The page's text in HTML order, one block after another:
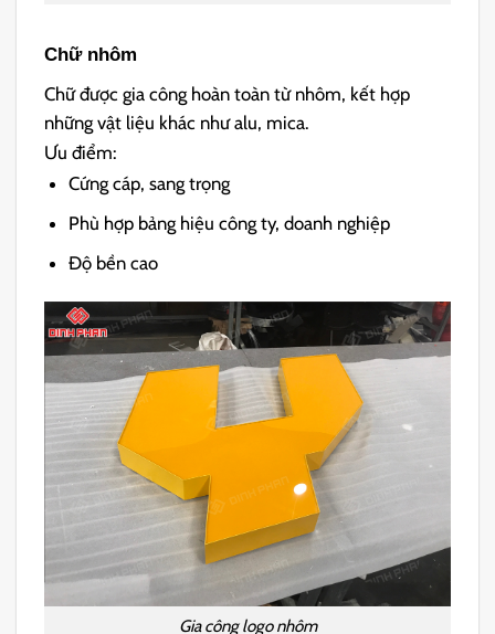
Chữ nhôm
Chữ được gia công hoàn toàn từ nhôm, kết hợp
những vật liệu khác như alu, mica.
Ưu điểm:
Cứng cáp, sang trọng
Phù hợp bảng hiệu công ty, doanh nghiệp
Độ bền cao
Gia công logo nhôm